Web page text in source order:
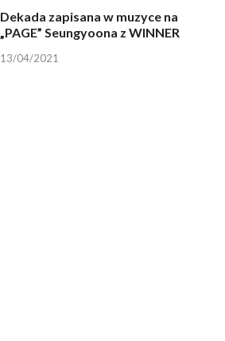
Dekada zapisana w muzyce na
„PAGE” Seungyoona z WINNER
13/04/2021